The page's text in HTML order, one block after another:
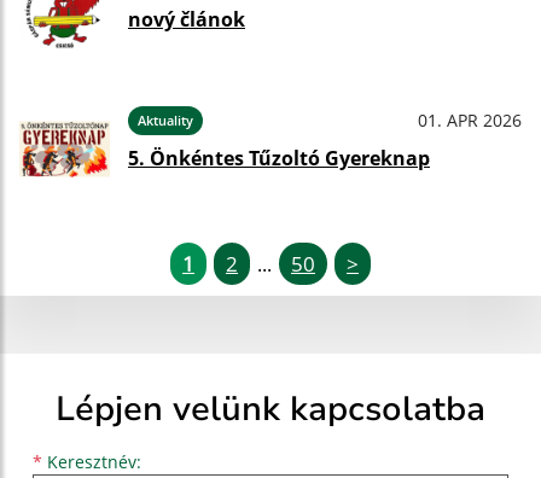
nový článok
Aktuality 01. APR 2026
5. Önkéntes Tűzoltó Gyereknap
1 2 ... 50 >
Lépjen velünk kapcsolatba
* Keresztnév:
Keresztnév
Vezetéknév
E-mail cím